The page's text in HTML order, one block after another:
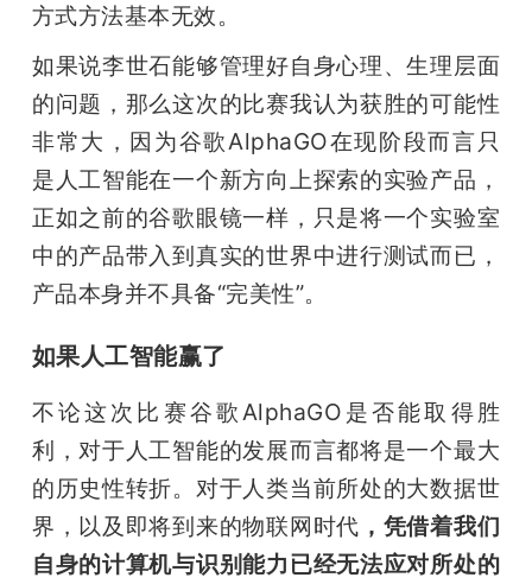
方式方法基本无效。
如果说李世石能够管理好自身心理、生理层面
的问题，那么这次的比赛我认为获胜的可能性
非常大，因为谷歌AlphaGO在现阶段而言只
是人工智能在一个新方向上探索的实验产品，
正如之前的谷歌眼镜一样，只是将一个实验室
中的产品带入到真实的世界中进行测试而已，
产品本身并不具备“完美性”。
如果人工智能赢了
不论这次比赛谷歌AlphaGO是否能取得胜
利，对于人工智能的发展而言都将是一个最大
的历史性转折。对于人类当前所处的大数据世
界，以及即将到来的物联网时代 ，凭借着我们
自身的计算机与识别能力已经无法应对所处的